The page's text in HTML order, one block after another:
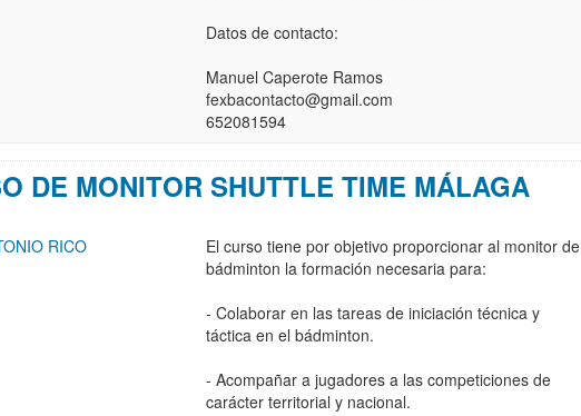
Datos de contacto:
Manuel Caperote Ramos
fexbacontacto@gmail.com
652081594
DE MONITOR SHUTTLE TIME MÁLAGA
El curso tiene por objetivo proporcionar al monitor de
bádminton la formación necesaria para:
- Colaborar en las tareas de iniciación técnica y
táctica en el bádminton.
- Acompañar a jugadores a las competiciones de
carácter territorial y nacional.
RICO